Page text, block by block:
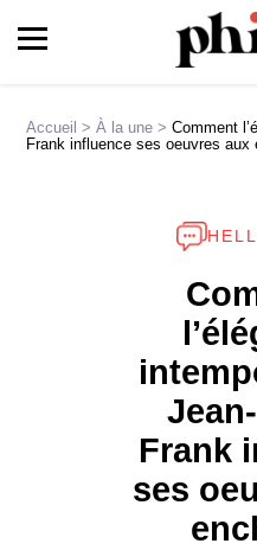
Accueil >À la une >Comment
Frank influence ses oeuvres aux
Frank
ses